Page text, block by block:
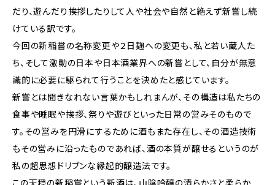
だり、遊んだり挨拶したりして人や社会や自然と絶えず新嘗し続
けている訳です。
今回の新稲嘗の名称変更や２日麹への変更も、私と若い蔵人た
ち、そして激動の日本や日本酒業界への新嘗として、自分が無意
識的に必要に駆られて行うことを決めたと感じています。
新嘗とは聞きなれない言葉かもしれまんが、その構造は私たちの
食事や睡眠や挨拶、祭りや遊びといった日常の営みそのもので
す。その営みを円滑にするために酒もまた存在し、その酒造技術
もその営みに沿ったものであれば、酒の本質が醸せるというのが
私の超思想ドリブンな縁起的醸造法です。
この天穏の新稲嘗という新酒は、山陰吟醸の清らかさと柔らか